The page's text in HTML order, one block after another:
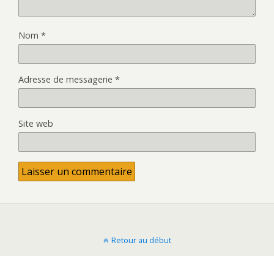
Nom *
Adresse de messagerie *
Site web
Retour au début